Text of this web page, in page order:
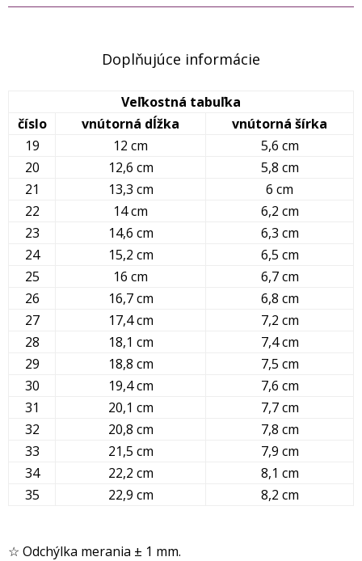
Doplňujúce informácie
Veľkostná tabuľka
číslo
vnútorná dĺžka
vnútorná šírka
19
12 cm
5,6 cm
20
12,6 cm
5,8 cm
21
13,3 cm
6 cm
22
14 cm
6,2 cm
23
14,6 cm
6,3 cm
24
15,2 cm
6,5 cm
25
16 cm
6,7 cm
26
16,7 cm
6,8 cm
27
17,4 cm
7,2 cm
28
18,1 cm
7,4 cm
29
18,8 cm
7,5 cm
30
19,4 cm
7,6 cm
31
20,1 cm
7,7 cm
32
20,8 cm
7,8 cm
33
21,5 cm
7,9 cm
34
22,2 cm
8,1 cm
35
22,9 cm 8,2 cm
☆ Odchýlka merania ± 1 mm.